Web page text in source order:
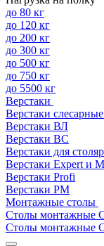
до 80 кг
до 120 кг
до 200 кг
до 300 кг
до 500 кг
до 750 кг
до 5500 кг
Верстаки
Верстаки
Верстаки ВЛ
Верстаки ВС
Верстаки для
Верстаки Expert и
Верстаки Profi
Верстаки РМ
Монтажные столы
Столы монтажные
Столы монтажные